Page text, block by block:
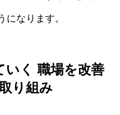
になります。
いく 職場を改善
り組み